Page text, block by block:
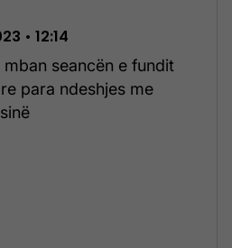
• 12:14
mban seancën e fundit
para ndeshjes me